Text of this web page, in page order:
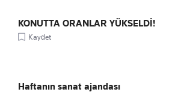
KONUTTA ORANLAR YÜKSELDİ!
Kaydet
Haftanın sanat ajandası